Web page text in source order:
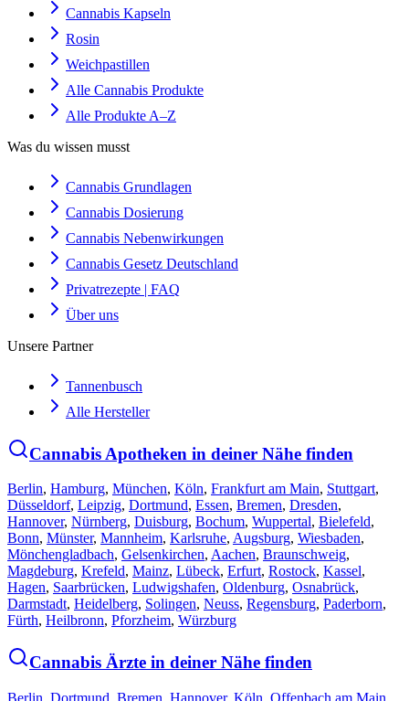
Cannabis Kapseln
Rosin
Weichpastillen
Alle Cannabis Produkte
Alle Produkte A–Z
Was du wissen musst
Cannabis Grundlagen
Cannabis Dosierung
Cannabis Nebenwirkungen
Cannabis Gesetz Deutschland
Privatrezepte | FAQ
Über uns
Unsere Partner
Tannenbusch
Alle Hersteller
Cannabis Apotheken in deiner Nähe finden
Berlin, Hamburg, München, Köln, Frankfurt am Main, Stuttgart,
Düsseldorf, Leipzig, Dortmund, Essen, Bremen, Dresden,
Hannover, Nürnberg, Duisburg, Bochum, Wuppertal, Bielefeld,
Bonn, Münster, Mannheim, Karlsruhe, Augsburg, Wiesbaden,
Mönchengladbach, Gelsenkirchen, Aachen, Braunschweig,
Magdeburg, Krefeld, Mainz, Lübeck, Erfurt, Rostock, Kassel,
Hagen, Saarbrücken, Ludwigshafen, Oldenburg, Osnabrück,
Darmstadt, Heidelberg, Solingen, Neuss, Regensburg, Paderborn,
Fürth, Heilbronn, Pforzheim, Würzburg
Cannabis Ärzte in deiner Nähe finden
Berlin Dortmund Bremen Hannover, Köln Offenbach am Main